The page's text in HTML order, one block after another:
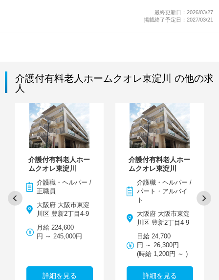
最終更新日：2026/03/27
掲載終了予定日：2027/03/21
介護付有料老人ホームクオレ東淀川 の他の求
人
介護付有料老人ホー
ムクオレ東淀川
介護職・ヘルパー /
正職員
大阪府 大阪市東淀
川区 豊新2丁目4-9
月給 224,600
円 ～ 245,000円
詳細を見る
介護付有料老人ホー
ムクオレ東淀川
介護職・ヘルパー /
パート・アルバイ
ト
大阪府 大阪市東淀
川区 豊新2丁目4-9
日給 24,700
円 ～ 26,300円
(時給 1,200円 ～ )
詳細を見る